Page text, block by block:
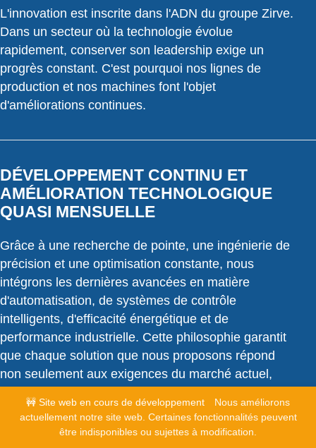
L'innovation est inscrite dans l'ADN du groupe Zirve.
Dans un secteur où la technologie évolue
rapidement, conserver son leadership exige un
progrès constant. C'est pourquoi nos lignes de
production et nos machines font l'objet
d'améliorations continues.
DÉVELOPPEMENT CONTINU ET
AMÉLIORATION TECHNOLOGIQUE
QUASI MENSUELLE
Grâce à une recherche de pointe, une ingénierie de
précision et une optimisation constante, nous
intégrons les dernières avancées en matière
d'automatisation, de systèmes de contrôle
intelligents, d'efficacité énergétique et de
performance industrielle. Cette philosophie garantit
que chaque solution que nous proposons répond
non seulement aux exigences du marché actuel,
demain. Nous investissons massivement dans notre
atout le plus précieux : nos collaborateurs. Grâce à
🚧 Site web en cours de développement
Nous améliorons
actuellement notre site web. Certaines fonctionnalités peuvent
être indisponibles ou sujettes à modification.